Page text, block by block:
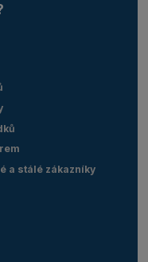
a stálé zákazníky